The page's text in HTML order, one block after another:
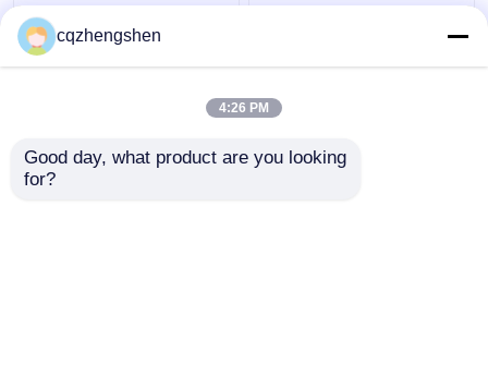
API CE JIS Tubo de
aço soldado
Galvanizado Tubo de
20 mm API JIS Tubo
cqzhengshen
4:26 PM
Good day, what product are you looking
for?